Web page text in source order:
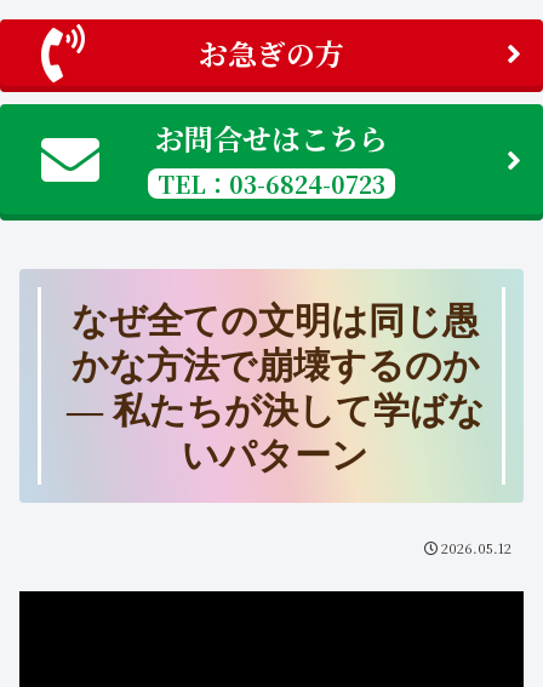
お急ぎの方
お問合せはこちら
TEL：03-6824-0723
なぜ全ての文明は同じ愚
かな方法で崩壊するのか
― 私たちが決して学ばな
いパターン
2026.05.12